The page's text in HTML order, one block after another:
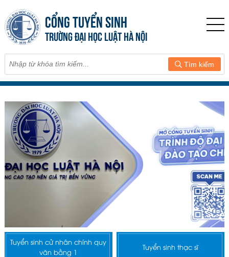
CỔNG TUYỂN SINH
TRƯỜNG ĐẠI HỌC LUẬT HÀ NỘI
Tìm kiếm
Tuyển sinh cử nhân chính quy
văn bằng 1
Tuyển sinh thạc sĩ